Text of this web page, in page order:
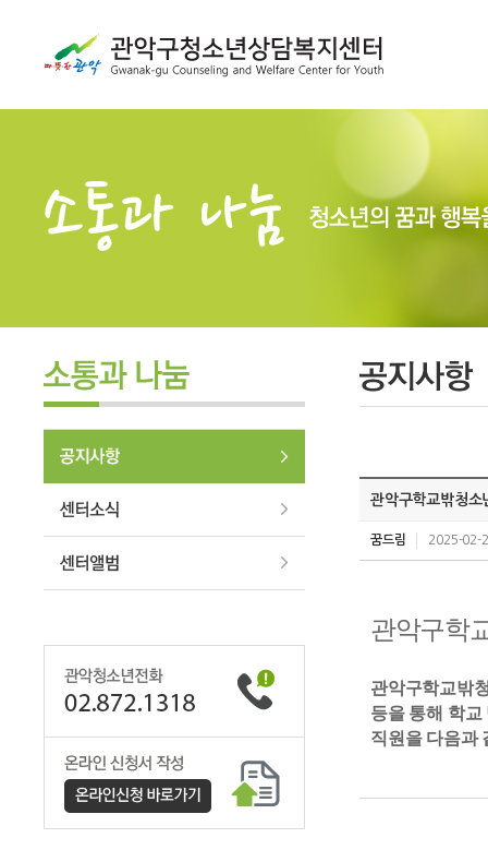
관악구학교밖청소
꿈드림 2025-02-
관악구학
관악구학교밖
등을 통해 학
직원을 다음과